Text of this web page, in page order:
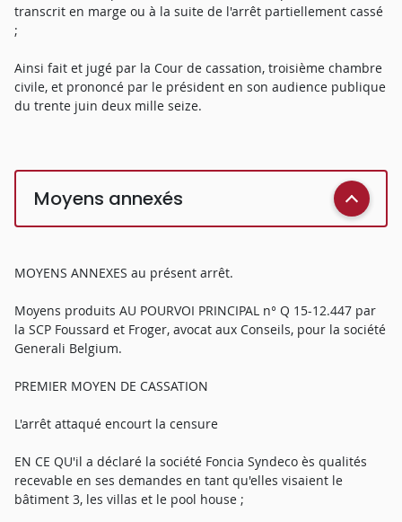
transcrit en marge ou à la suite de l'arrêt partiellement cassé
;
Ainsi fait et jugé par la Cour de cassation, troisième chambre
civile, et prononcé par le président en son audience publique
du trente juin deux mille seize.
Moyens annexés
MOYENS ANNEXES au présent arrêt.
Moyens produits AU POURVOI PRINCIPAL n° Q 15-12.447 par
la SCP Foussard et Froger, avocat aux Conseils, pour la société
Generali Belgium.
PREMIER MOYEN DE CASSATION
L'arrêt attaqué encourt la censure
EN CE QU'il a déclaré la société Foncia Syndeco ès qualités
recevable en ses demandes en tant qu'elles visaient le
bâtiment 3, les villas et le pool house ;